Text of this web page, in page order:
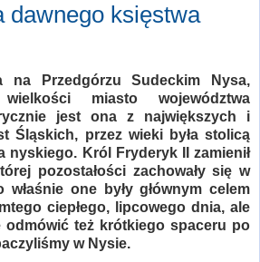
dawnego księstwa
na Przedgórzu Sudeckim Nysa,
miasto województwa
jest ona z największych i
Śląskich, przez wieki była stolicą
nyskiego. Król Fryderyk II zamienił
pozostałości zachowały się w
one były głównym celem
ciepłego, lipcowego dnia, ale
odmówić też krótkiego spaceru po
w Nysie.